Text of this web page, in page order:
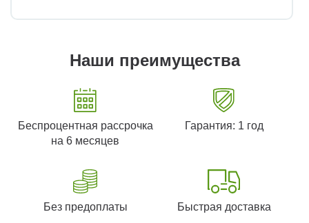
Наши преимущества
Беспроцентная рассрочка
на 6 месяцев
Гарантия: 1 год
Без предоплаты Быстрая доставка